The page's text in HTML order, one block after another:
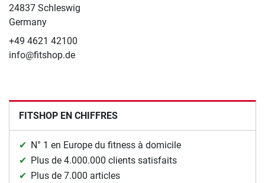
24837 Schleswig
Germany
+49 4621 42100
info@fitshop.de
FITSHOP EN CHIFFRES
N° 1 en Europe du fitness à domicile
Plus de 4.000.000 clients satisfaits
Plus de 7.000 articles